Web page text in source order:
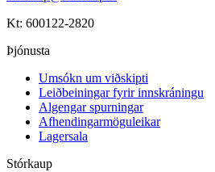
Kt: 600122-2820
Þjónusta
Umsókn um viðskipti
Leiðbeiningar fyrir innskráningu
Algengar spurningar
Afhendingarmöguleikar
Lagersala
Stórkaup